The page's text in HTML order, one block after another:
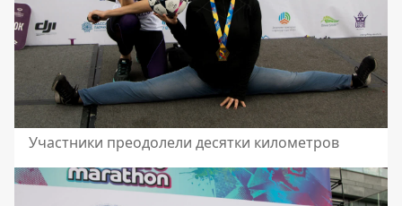
Участники преодолели десятки километров